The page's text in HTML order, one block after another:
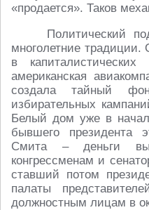
«продается». Таков
Политический
многолетние традиции.
в
американская
создала тайный
избирательных
Белый дом уже в
бывшего президента
Смита – деньги
конгрессменам и
ставший потом
палаты
должностным лицам в